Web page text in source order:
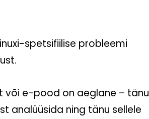
spetsifiilise probleemi
või e-pood on aeglane – tänu
analüüsida ning tänu sellele